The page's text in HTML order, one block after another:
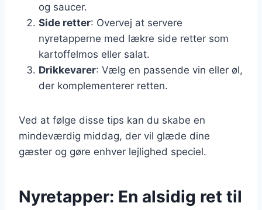
og saucer.
Side retter: Overvej at servere
nyretapperne med lækre side retter som
kartoffelmos eller salat.
Drikkevarer: Vælg en passende vin eller øl,
der komplementerer retten.
Ved at følge disse tips kan du skabe en
mindeværdig middag, der vil glæde dine
gæster og gøre enhver lejlighed speciel.
Nyretapper: En alsidig ret til